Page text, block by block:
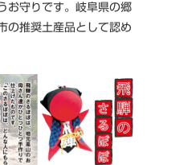
お守りです。岐阜県の郷
の推奨土産品として認め